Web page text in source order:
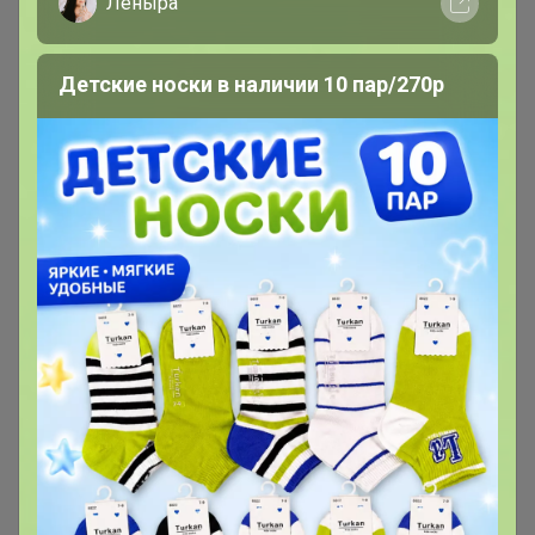
Детские носки в наличии 10 пар/270р